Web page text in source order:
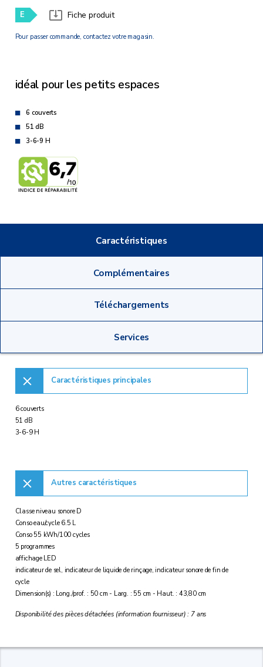
E Fiche produit
Pour passer commande, contactez votre magasin.
idéal pour les petits espaces
6 couverts
51 dB
3-6-9 H
Caractéristiques
Complémentaires
Téléchargements
Services
Caractéristiques principales
6 couverts
51 dB
3-6-9 H
Autres caractéristiques
Classe niveau sonore D
Conso eau/cycle 6.5 L
Conso 55 kWh/100 cycles
5 programmes
affichage LED
indicateur de sel, indicateur de liquide de rinçage, indicateur sonore de fin de
cycle
Dimension(s) : Long./prof. : 50 cm - Larg. : 55 cm - Haut. : 43,80 cm
Disponibilité des pièces détachées (information fournisseur) : 7 ans